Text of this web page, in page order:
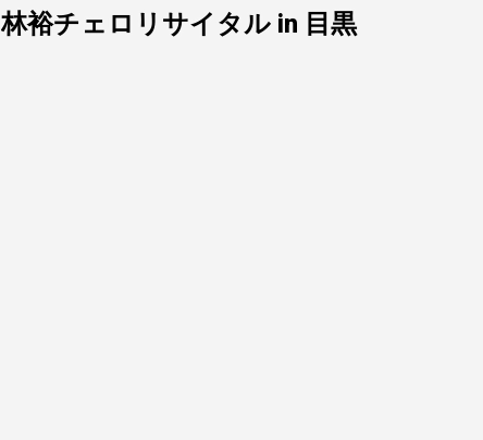
林裕チェロリサイタル in 目黒